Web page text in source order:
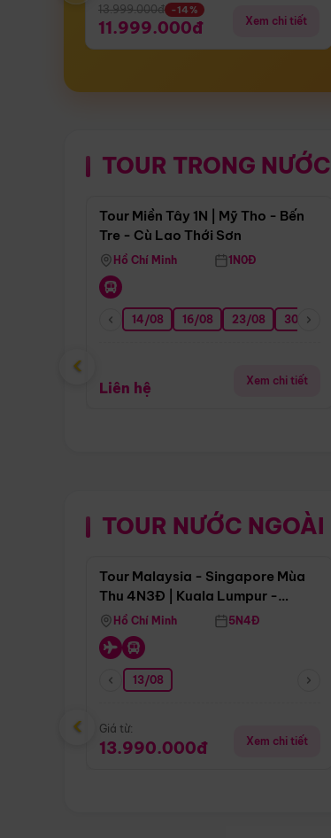
13.999.000đ -14%
11.999.000đ Xem chi tiết
TOUR TRONG NƯỚC
Điểm nổi bật
Tour Miền Tây 1N | Mỹ Tho - Bến
Tre - Cù Lao Thới Sơn
Hồ Chí Minh 1N0Đ
14/08 16/08 23/08 30/08
Liên hệ Xem chi tiết
‹
TOUR NƯỚC NGOÀI
Điểm nổi bật
Tour Malaysia - Singapore Mùa
Thu 4N3Đ | Kuala Lumpur -
Malacca - Johor Baru -
Singapore
Hồ Chí Minh 5N4Đ
13/08
Giá từ:
13.990.000đ Xem chi tiết
‹